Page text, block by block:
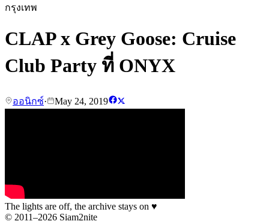
กรุงเทพ
CLAP x Grey Goose: Cruise
Club Party ที่ ONYX
ออนิกซ์· May 24, 2019
The lights are off, the archive stays on ♥
© 2011–2026 Siam2nite